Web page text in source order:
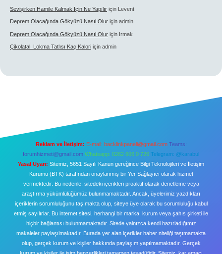
Sevişirken Hamile Kalmak Için Ne Yapılır için Levent
Deprem Olacağında Gökyüzü Nasıl Olur için admin
Deprem Olacağında Gökyüzü Nasıl Olur için Irmak
Çikolatalı Lokma Tatlısı Kaç Kalori için admin
Reklam ve İletişim: E-mail: backlinkpaneli@gmail.com Teams:
forumhizmeti@gmail.com Whatsapp: 0262 606 0 726 Telegram: @karabul
Yasal Uyarı: Sitemiz, 5651 Sayılı Kanun gereğince Bilgi Teknolojileri ve İletişim
Kurumu (BTK) tarafından onaylanmış bir Yer Sağlayıcı olarak hizmet
vermektedir. Bu nedenle, sitedeki içerikleri proaktif olarak denetleme veya
araştırma yükümlülüğümüz bulunmamaktadır. Ancak, üyelerimiz yazdıkları
içeriklerin sorumluluğunu taşımakta olup, siteye üye olarak bu sorumluluğu kabul
etmiş sayılırlar. Bu internet sitesi, herhangi bir marka, kurum veya şahıs şirketi ile
hiçbir bağlantısı bulunmamaktadır. Sitede yalnızca kendi hazırladığımız
makaleler paylaşılmaktadır. Burada yer alan içerikler haber niteliği taşımamakta
olup, gerçek kurum ve kişiler hakkında paylaşım yapılmamaktadır. Gerçek
kurum ve kişiler ile isim benzerlikleri tamamen tesadüfidir. Sitemiz, kar amacı